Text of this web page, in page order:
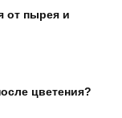
от пырея и
цветения?